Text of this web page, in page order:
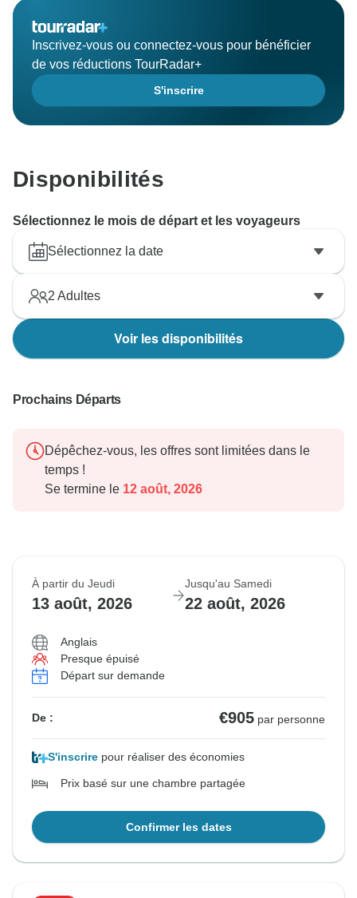
Inscrivez-vous ou connectez-vous pour bénéficier
de vos réductions TourRadar+
S'inscrire
Disponibilités
Sélectionnez le mois de départ et les voyageurs
Sélectionnez la date
2 Adultes
Voir les disponibilités
Prochains Départs
Dépêchez-vous, les offres sont limitées dans le
temps !
Se termine le 12 août, 2026
À partir du Jeudi
13 août, 2026
Jusqu'au Samedi
22 août, 2026
Anglais
Presque épuisé
Départ sur demande
De : €905 par personne
S'inscrire pour réaliser des économies
Prix basé sur une chambre partagée
Confirmer les dates